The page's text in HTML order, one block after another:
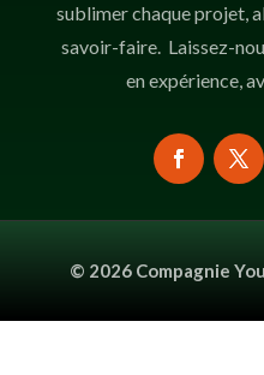
sublimer chaque projet,
savoir-faire. Laissez-
en expérience,
© 2026 Compagnie